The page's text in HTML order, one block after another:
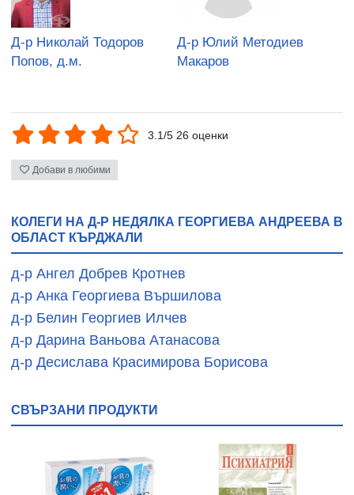
Д-р Николай Тодоров
Попов, д.м.
Д-р Юлий Методиев
Макаров
3.1/5 26 оценки
Добави в любими
КОЛЕГИ НА Д-Р НЕДЯЛКА ГЕОРГИЕВА АНДРЕЕВА В
ОБЛАСТ КЪРДЖАЛИ
д-р Ангел Добрев Кротнев
д-р Анка Георгиева Вършилова
д-р Белин Георгиев Илчев
д-р Дарина Ваньова Атанасова
д-р Десислава Красимирова Борисова
СВЪРЗАНИ ПРОДУКТИ